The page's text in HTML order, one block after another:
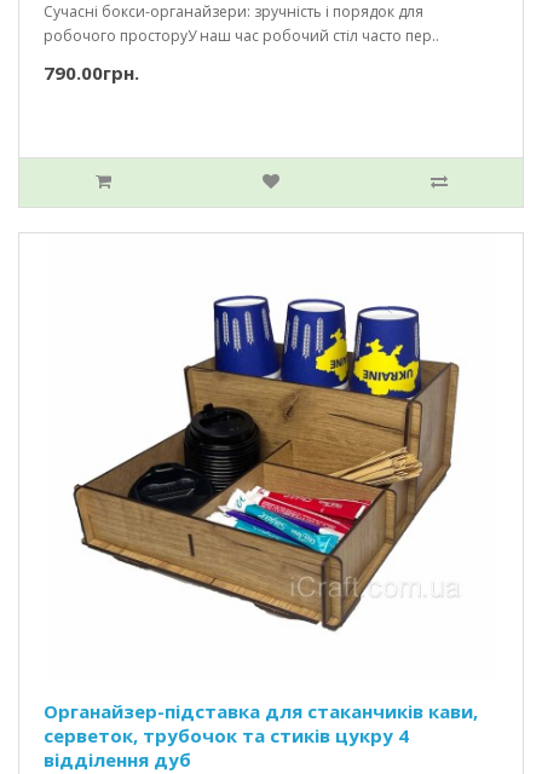
Сучасні бокси-органайзери: зручність і порядок для
робочого просторуУ наш час робочий стіл часто пер..
790.00грн.
Органайзер-підставка для стаканчиків кави,
серветок, трубочок та стиків цукру 4
відділення дуб